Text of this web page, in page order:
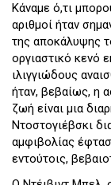
Κάναμε ό,τι
αριθμοί ήταν
της αποκάλυψης
οργιαστικό κενό
ιλιγγιώδους
ήταν, βεβαίως, η
ζωή είναι μια
Ντοστογιέβσκι
αμφιβολίας
εντούτοις,